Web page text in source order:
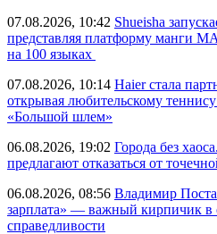
07.08.2026, 10:42 Shueisha
представляя платформу манги
на 100 языках
07.08.2026, 10:14 Haier стала
открывая любительскому
«Большой шлем»
06.08.2026, 19:02 Города без
предлагают отказаться от
06.08.2026, 08:56 Владимир
зарплата» — важный кирпичик в
справедливости